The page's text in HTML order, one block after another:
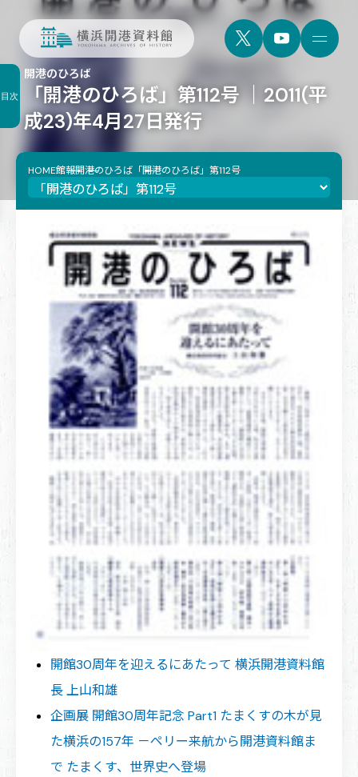
「開港のひろば」第112号 ｜2011(平
成23)年4月27日発行
開港のひろば
HOME館報開港のひろば 「開港のひろば」第112号
開館30周年を迎えるにあたって 横浜開港資料館
長 上山和雄
企画展 開館30周年記念 Part1 たまくすの木が見
た横浜の157年 －ペリー来航から開港資料館ま
で たまくす、世界史へ登場
目次